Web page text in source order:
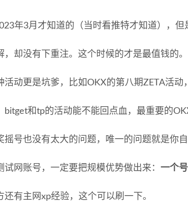
年3月才知道的（当时看推特才知道），但
，却没有下重注。这个时候的才是最值钱的。
活动更是坑爹，比如OKX的第八期ZETA活
bitget和tp的活动能不能回点血，最重要的
摇号也没有太大的问题，唯一的问题就是你
试网账号，一定要把规模优势做出来： 一个
还有主网xp经验，这个可以刷一下。